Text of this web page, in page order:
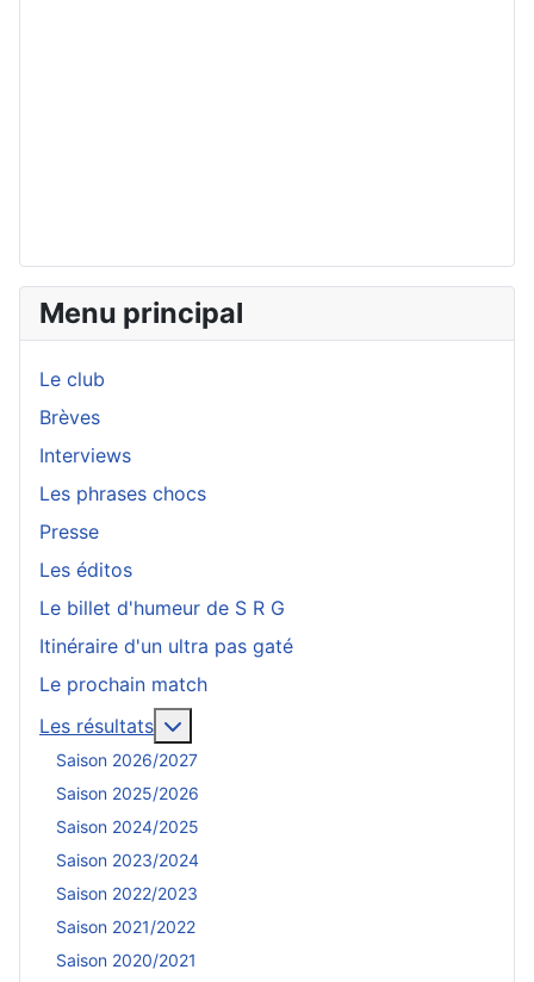
Menu principal
Le club
Brèves
Interviews
Les phrases chocs
Presse
Les éditos
Le billet d'humeur de S R G
Itinéraire d'un ultra pas gaté
Le prochain match
Les résultats
Saison 2026/2027
Saison 2025/2026
Saison 2024/2025
Saison 2023/2024
Saison 2022/2023
Saison 2021/2022
Saison 2020/2021